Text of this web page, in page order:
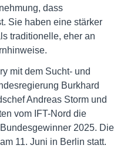
dass
Sie haben eine stärker
traditionelle, eher an
mit dem Sucht- und
Burkhard
Andreas Storm und
vom IFT-Nord die
2025. Die
11. Juni in Berlin statt.